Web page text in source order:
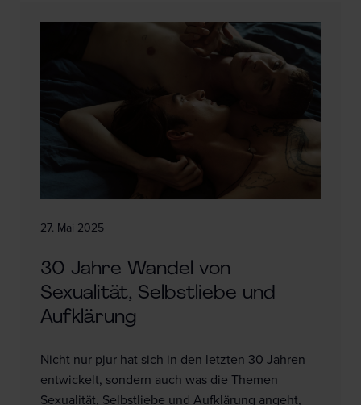
27. Mai 2025
30 Jahre Wandel von
Sexualität, Selbstliebe und
Aufklärung
Nicht nur pjur hat sich in den letzten 30 Jahren
entwickelt, sondern auch was die Themen
Sexualität, Selbstliebe und Aufklärung angeht,